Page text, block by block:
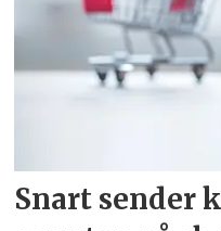
Snart sender